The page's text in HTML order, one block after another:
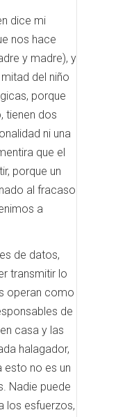
dice mi
nos hace
y madre), y
del niño
porque
tienen dos
ni una
que el
porque un
al fracaso
a
de datos,
transmitir lo
operan como
de
casa y las
halagador,
esto no es un
Nadie puede
los esfuerzos,